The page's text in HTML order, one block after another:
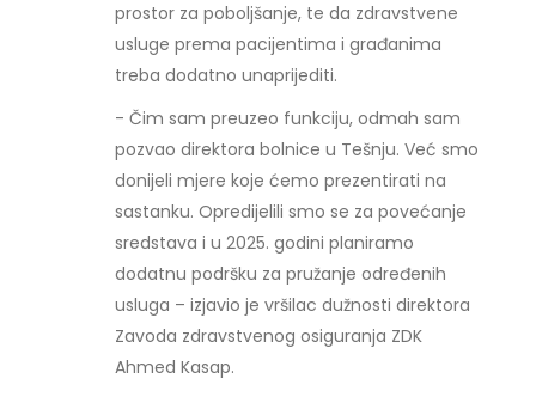
prostor za poboljšanje, te da zdravstvene
usluge prema pacijentima i građanima
treba dodatno unaprijediti.
- Čim sam preuzeo funkciju, odmah sam
pozvao direktora bolnice u Tešnju. Već smo
donijeli mjere koje ćemo prezentirati na
sastanku. Opredijelili smo se za povećanje
sredstava i u 2025. godini planiramo
dodatnu podršku za pružanje određenih
usluga – izjavio je vršilac dužnosti direktora
Zavoda zdravstvenog osiguranja ZDK
Ahmed Kasap.